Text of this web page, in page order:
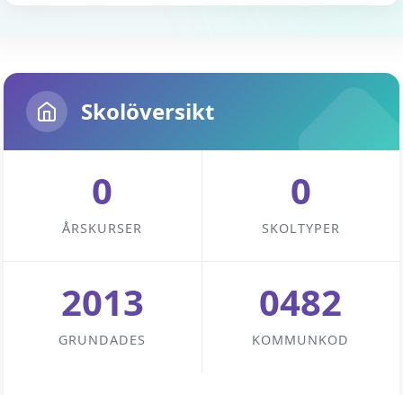
Skolöversikt
0
ÅRSKURSER
0
SKOLTYPER
2013
GRUNDADES
0482
KOMMUNKOD